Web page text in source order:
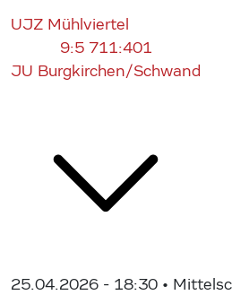
UJZ Mühlviertel
9:5 711:401
JU Burgkirchen/Schwand
25.04.2026 - 18:30 •